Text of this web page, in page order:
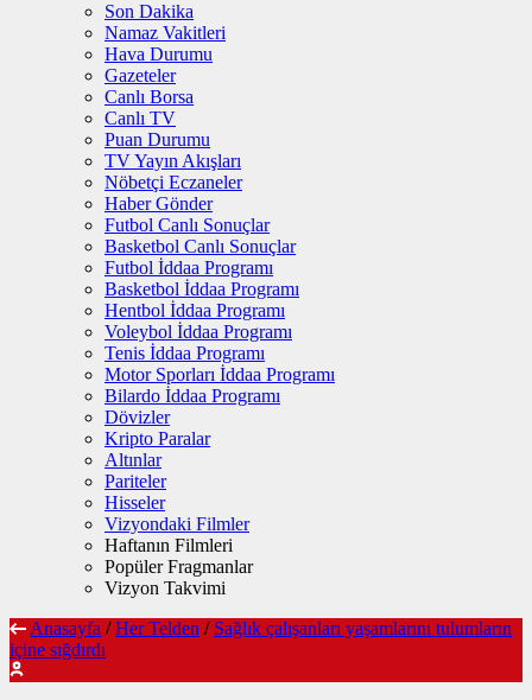
Son Dakika
Namaz Vakitleri
Hava Durumu
Gazeteler
Canlı Borsa
Canlı TV
Puan Durumu
TV Yayın Akışları
Nöbetçi Eczaneler
Haber Gönder
Futbol Canlı Sonuçlar
Basketbol Canlı Sonuçlar
Futbol İddaa Programı
Basketbol İddaa Programı
Hentbol İddaa Programı
Voleybol İddaa Programı
Tenis İddaa Programı
Motor Sporları İddaa Programı
Bilardo İddaa Programı
Dövizler
Kripto Paralar
Altınlar
Pariteler
Hisseler
Vizyondaki Filmler
Haftanın Filmleri
Popüler Fragmanlar
Vizyon Takvimi
Anasayfa / Her Telden / Sağlık çalışanları yaşamlarını tulumların
içine sığdırdı